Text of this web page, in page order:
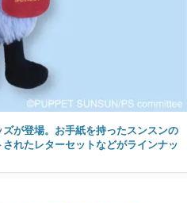
が登場。お手紙を持ったスンスンの
れたレターセットなどがラインナッ